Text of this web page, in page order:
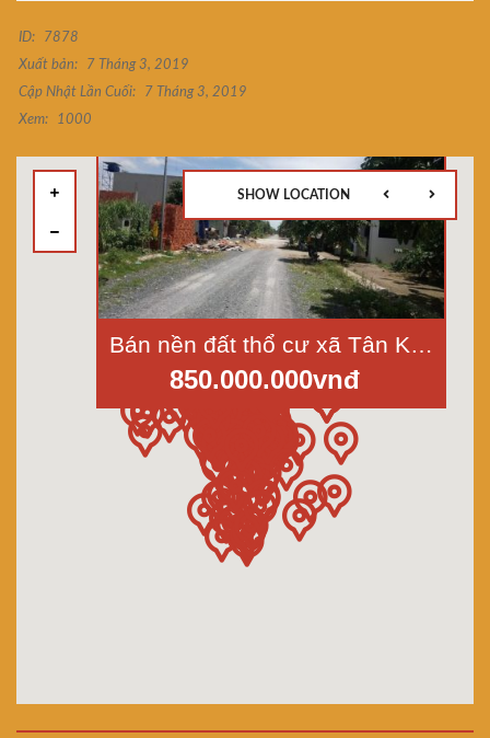
ID:
7878
Xuất bản:
7 Tháng 3, 2019
Cập Nhật Lần Cuối:
7 Tháng 3, 2019
Xem:
1000
Bán nền đất thổ cư xã Tân Kim, huyện Cần Giuộc, Long An, DT 5x16m, đường xe tải
850.000.000vnđ
SHOW LOCATION